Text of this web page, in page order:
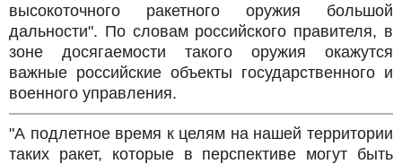
высокоточного ракетного оружия большой
дальности". По словам российского правителя, в
зоне досягаемости такого оружия окажутся
важные российские объекты государственного и
военного управления.
"А подлетное время к целям на нaшей территории
таких ракет, которые в перспективе могут быть